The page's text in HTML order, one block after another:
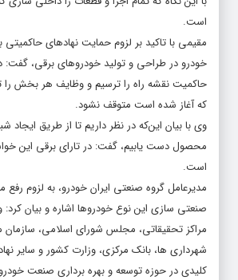
است.
مقیمی با تاکید بر لزوم حمایت نهادهای حاکمیتی
خودرو در طراحی و تولید خودروهای برقی، گفت:‌
حاکمیت نقشه راه را ترسیم و وظایف هر بخش را
که آغاز شده است متوقف نشود.
وی با بیان این‌که در نظر داریم تا از طریق ایجاد
محصول دست یابیم، گفت: در تارای برقی این
است.
مدیرعامل گروه صنعتی ایران خودرو، به لزوم رفع
صنعتی سازی این نوع خودروها اشاره و بیان
مراکز تحقیقاتی، مجلس شورای اسلامی،
شهرداری ها، بانک مرکزی، وزارت کشور و سایر
کلیدی در حوزه توسعه و بهره برداری صنعت